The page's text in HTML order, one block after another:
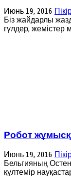
Июнь 19, 2016
Біз жайдарлы
гүлдер, жемістер
Робот
Июнь 19, 2016
Бельгияның
құлтемір